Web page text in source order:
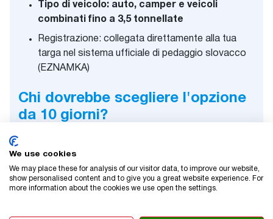
Tipo di veicolo: auto, camper e veicoli
combinati fino a 3,5 tonnellate
Registrazione: collegata direttamente alla tua
targa nel sistema ufficiale di pedaggio slovacco
(EZNAMKA)
Chi dovrebbe scegliere l'opzione
da 10 giorni?
Slovacchia
Chi attraversa la Slovacchia durante un
viaggio più lungo
We use cookies
We may place these for analysis of our visitor data, to improve our website,
show personalised content and to give you a great website experience. For
more information about the cookies we use open the settings.